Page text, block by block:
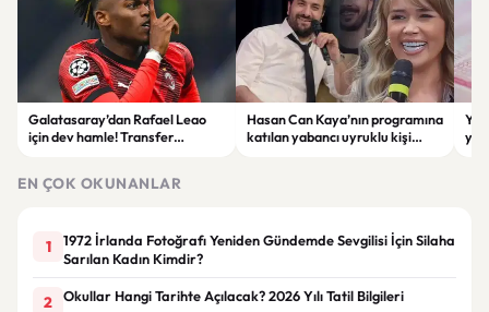
Galatasaray’dan Rafael Leao
için dev hamle! Transfer
Hasan Can Kaya’nın programına
katılan yabancı uyruklu kişi
EN ÇOK OKUNANLAR
1
1972 İrlanda Fotoğrafı Yeniden Gündemde Sevgilisi İçin Silaha
Sarılan Kadın Kimdir?
2 Okullar Hangi Tarihte Açılacak? 2026 Yılı Tatil Bilgileri